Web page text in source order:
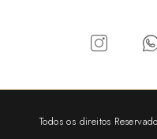
Todos os direitos